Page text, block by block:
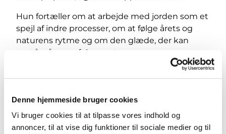
Denne hjemmeside bruger cookies
Vi bruger cookies til at tilpasse vores indhold og
annoncer, til at vise dig funktioner til sociale medier og til
Hun fortæller om at arbejde med jorden som et
spejl af indre processer, om at følge årets og
naturens rytme og om den glæde, der kan
opstå, når man følger naturens
langsommelighed og slipper behovet for
perfektion.